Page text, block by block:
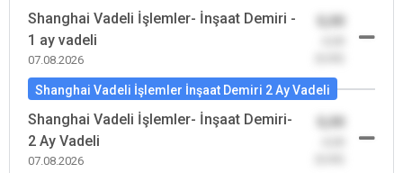
Shanghai Vadeli İşlemler- İnşaat Demiri -
1 ay vadeli
07.08.2026
0,00
Shanghai Vadeli İşlemler İnşaat Demiri 2 Ay Vadeli
Shanghai Vadeli İşlemler- İnşaat Demiri-
2 Ay Vadeli
07.08.2026
0,00